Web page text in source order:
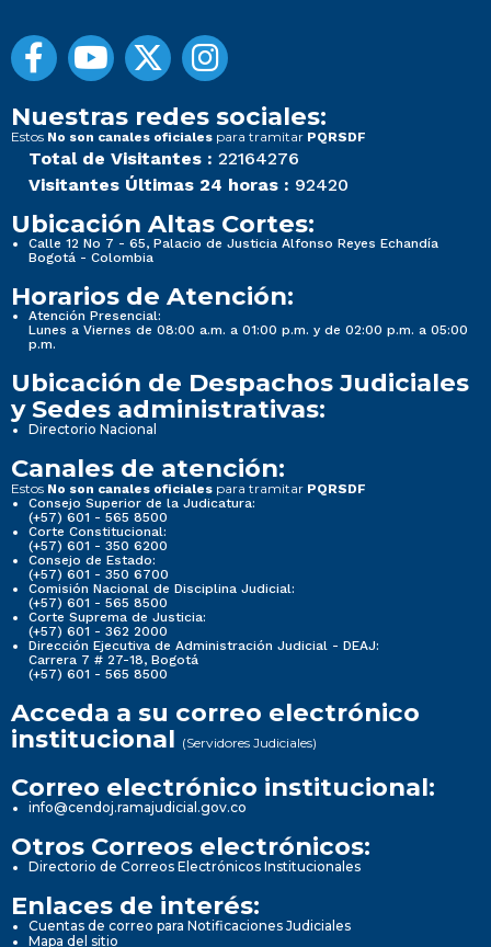
Nuestras redes sociales:
Estos No son canales oficiales para tramitar PQRSDF
Total de Visitantes : 22164276
Visitantes Últimas 24 horas : 92420
Ubicación Altas Cortes:
Calle 12 No 7 - 65, Palacio de Justicia Alfonso Reyes Echandía
Bogotá - Colombia
Horarios de Atención:
Atención Presencial:
Lunes a Viernes de 08:00 a.m. a 01:00 p.m. y de 02:00 p.m. a 05:00
p.m.
Ubicación de Despachos Judiciales
y Sedes administrativas:
Directorio Nacional
Canales de atención:
Estos No son canales oficiales para tramitar PQRSDF
Consejo Superior de la Judicatura:
(+57) 601 - 565 8500
Corte Constitucional:
(+57) 601 - 350 6200
Consejo de Estado:
(+57) 601 - 350 6700
Comisión Nacional de Disciplina Judicial:
(+57) 601 - 565 8500
Corte Suprema de Justicia:
(+57) 601 - 362 2000
Dirección Ejecutiva de Administración Judicial - DEAJ:
Carrera 7 # 27-18, Bogotá
(+57) 601 - 565 8500
Acceda a su correo electrónico
institucional (Servidores Judiciales)
Correo electrónico institucional:
info@cendoj.ramajudicial.gov.co
Otros Correos electrónicos:
Directorio de Correos Electrónicos Institucionales
Enlaces de interés:
Cuentas de correo para Notificaciones Judiciales
Mapa del sitio